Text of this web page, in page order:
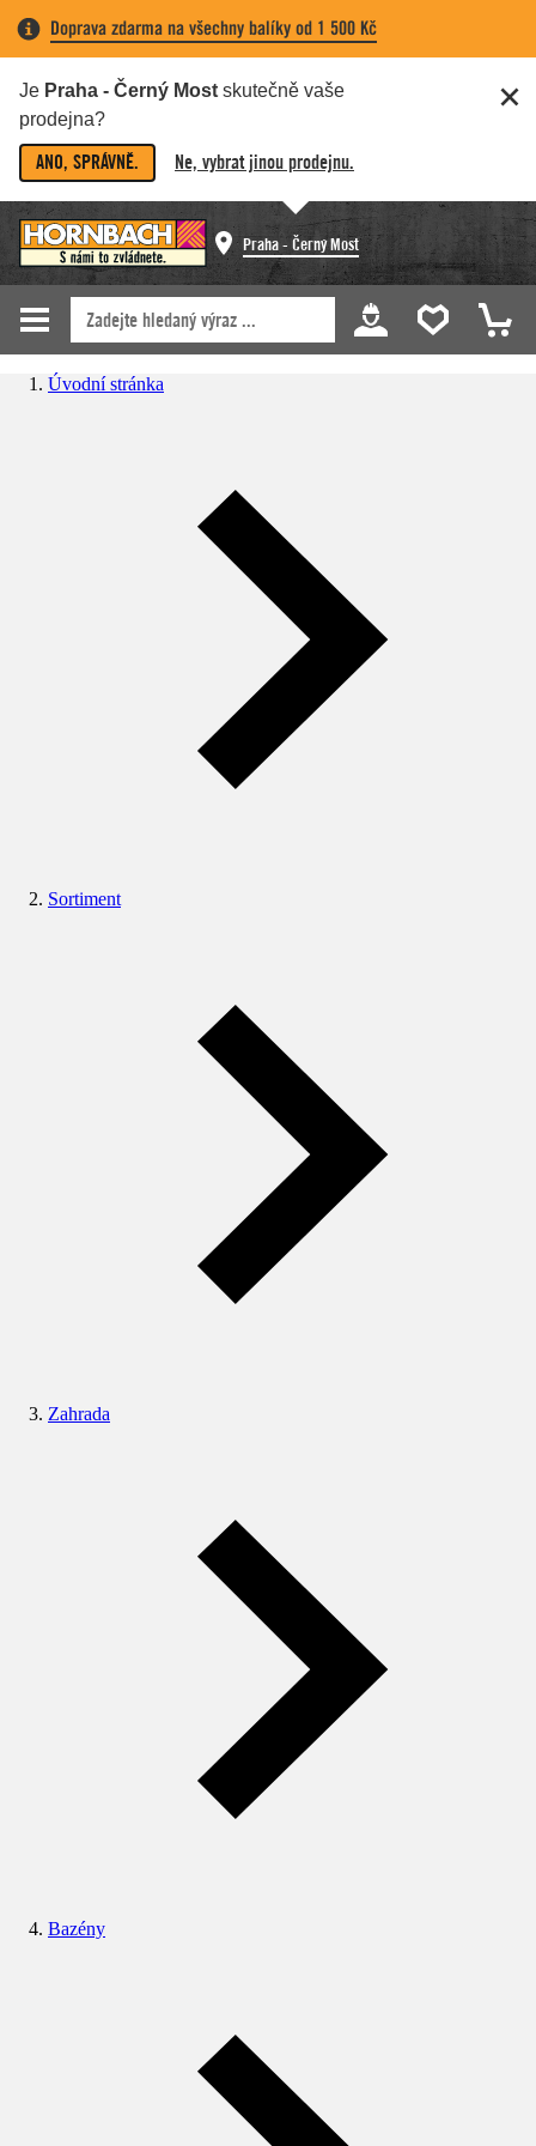
Doprava zdarma na všechny balíky od 1 500 Kč
Je Praha - Černý Most skutečně vaše
prodejna?
ANO, SPRÁVNĚ. Ne, vybrat jinou prodejnu.
Praha - Černý Most
Úvodní stránka
Sortiment
Zahrada
Bazény